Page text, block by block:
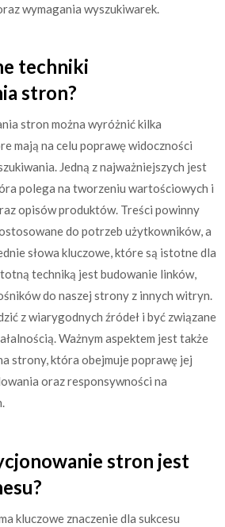
wymagania wyszukiwarek.
techniki
stron?
stron można wyróżnić kilka
mają na celu poprawę widoczności
Jedną z najważniejszych jest
polega na tworzeniu wartościowych i
opisów produktów. Treści powinny
do potrzeb użytkowników, a
słowa kluczowe, które są istotne dla
techniką jest budowanie linków,
do naszej strony z innych witryn.
z wiarygodnych źródeł i być związane
Ważnym aspektem jest także
strony, która obejmuje poprawę jej
oraz responsywności na
stron jest
kluczowe znaczenie dla sukcesu